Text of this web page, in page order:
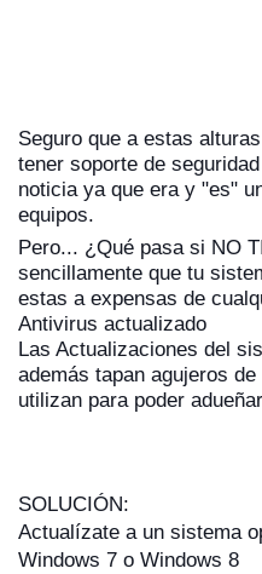
Seguro que a estas
tener soporte de
noticia ya que era y "es"
equipos.
Pero... ¿Qué pasa si NO
sencillamente que tu
estas a expensas de
Antivirus actualizado
Las Actualizaciones del
además tapan agujeros de
utilizan para poder
SOLUCIÓN:
Actualízate a un sistema
Windows 7 o Windows 8